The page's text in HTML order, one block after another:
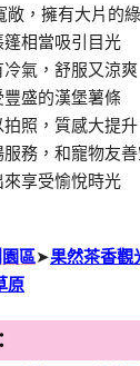
敞，擁有大片的
相當吸引目光
氣，舒服又涼爽
盛的漢堡薯條
照，質感大提升
務，和寵物友善
享受愉悅時光
區➤果然茶香觀
原